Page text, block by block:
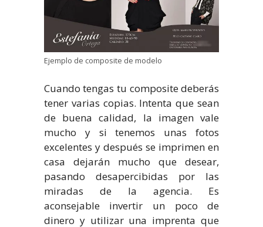
Ejemplo de composite de modelo
Cuando tengas tu composite deberás
tener varias copias. Intenta que sean
de buena calidad, la imagen vale
mucho y si tenemos unas fotos
excelentes y después se imprimen en
casa dejarán mucho que desear,
pasando desapercibidas por las
miradas de la agencia. Es
aconsejable invertir un poco de
dinero y utilizar una imprenta que